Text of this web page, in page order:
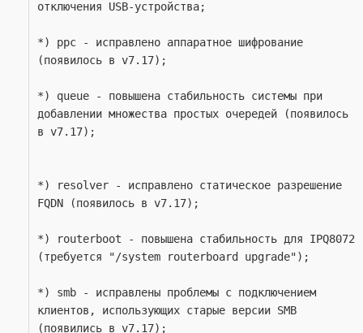
отключения USB-устройства;
*) ppc - исправлено аппаратное шифрование
(появилось в v7.17);
*) queue - повышена стабильность системы при
добавлении множества простых очередей (появилось
в v7.17);
*) resolver - исправлено статическое разрешение
FQDN (появилось в v7.17);
*) routerboot - повышена стабильность для IPQ8072
(требуется "/system routerboard upgrade");
*) smb - исправлены проблемы с подключением
клиентов, использующих старые версии SMB
(появились в v7.17);